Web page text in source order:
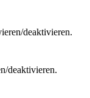
deaktivieren.
deaktivieren.